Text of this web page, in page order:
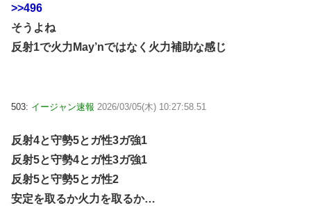
>>496
そうよね
反射1で火力May’nではなく火力補助な感じ
503: イージャン速報 2026/03/05(木) 10:27:58.51
反射4と守勢5とガ性3ガ強1
反射5と守勢4とガ性3ガ強1
反射5と守勢5とガ性2
安定を取るか火力を取るか…